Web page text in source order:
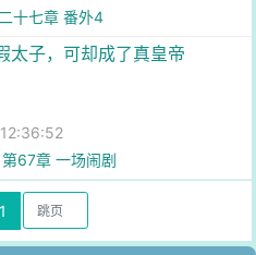
十七章 番外4
太子，可却成了真皇帝
67章 一场闹剧
1